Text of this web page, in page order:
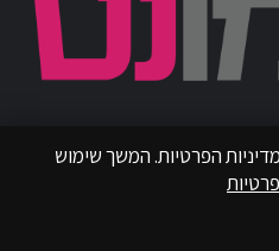
הפרטיות. המשך שימוש